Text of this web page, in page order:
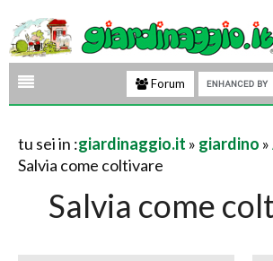
Forum
tu sei in :giardinaggio.it » giardino »
Salvia come coltivare
Salvia come